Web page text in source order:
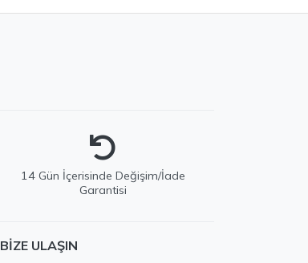
Genellikle birkaç dakika içinde yanıtlıyoruz
14 Gün İçerisinde Değişim/İade
Garantisi
BIZE ULAŞIN